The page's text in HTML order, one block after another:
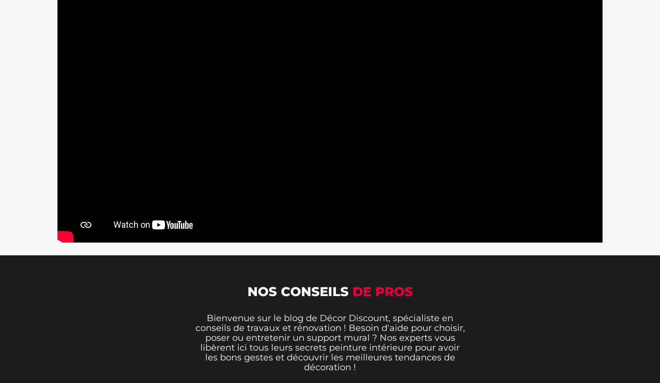
NOS CONSEILS DE PROS
Bienvenue sur le blog de Décor Discount, spécialiste en
conseils de travaux et rénovation ! Besoin d'aide pour choisir,
poser ou entretenir un support mural ? Nos experts vous
libèrent ici tous leurs secrets peinture intérieure pour avoir
les bons gestes et découvrir les meilleures tendances de
décoration !